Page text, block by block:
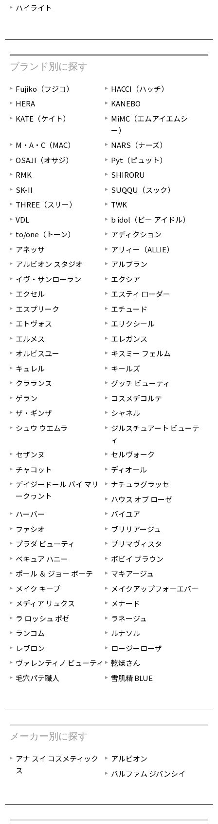
ハイライト
ブランド別に探す
Fujiko（フジコ）
HACCI（ハッチ）
HERA
KANEBO
KATE（ケイト）
MiMC（エムアイエムシ
ー）
M・A・C（MAC）
NARS（ナーズ）
OSAJI（オサジ）
Pyt（ピュット）
RMK
SHIRORU
SK-II
SUQQU（スック）
THREE（スリー）
TWK
VDL
b idol（ビー アイドル）
to/one（トーン）
アディクション
アネッサ
アリィー（ALLIE）
アルビオン スタジオ
アルブラン
イヴ・サンローラン
エクシア
エクセル
エスティ ローダー
エスプリーク
エチュード
エトヴォス
エリクシール
エルメス
エレガンス
オルビスユー
キスミー フェルム
キュレル
キールズ
クラランス
グッチ ビューティ
ゲラン
コスメデコルテ
ザ・ギンザ
シャネル
シュウ ウエムラ
ジルスチュアート ビューテ
ィ
セザンヌ
セルヴォーク
チャコット
ディオール
デイジードール バイ マリ
ークヮント
ナチュラグラッセ
ハウス オブ ローゼ
ハーバー
バイユア
ファシオ
ブリリアージュ
プラダ ビューティ
プリマヴィスタ
ベキュア ハニー
ボビイ ブラウン
ポール ＆ ジョー ボーテ
マキアージュ
メイク キープ
メイクアップフォーエバー
メディア リュクス
メナード
ラ ロッシュ ポゼ
ラネージュ
ランコム
ルナソル
レブロン
ロージーローザ
ヴァレンティノ ビューティ
乾燥さん
毛穴パテ職人
雪肌精 BLUE
メーカー別に探す
アナ スイ コスメティック
ス
アルビオン
パルファム ジバンシイ